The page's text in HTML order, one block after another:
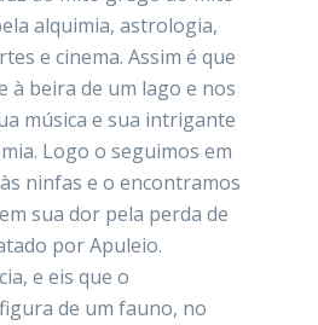
alquimia, astrologia,
e cinema. Assim é que
à beira de um lago e nos
música e sua intrigante
Logo o seguimos em
ninfas e o encontramos
sua dor pela perda de
por Apuleio.
e eis que o
de um fauno, no